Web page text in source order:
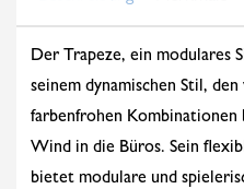
Der Trapeze, ein modulares
seinem dynamischen Stil,
farbenfrohen Kombinationen
Wind in die Büros. Sein
bietet modulare und